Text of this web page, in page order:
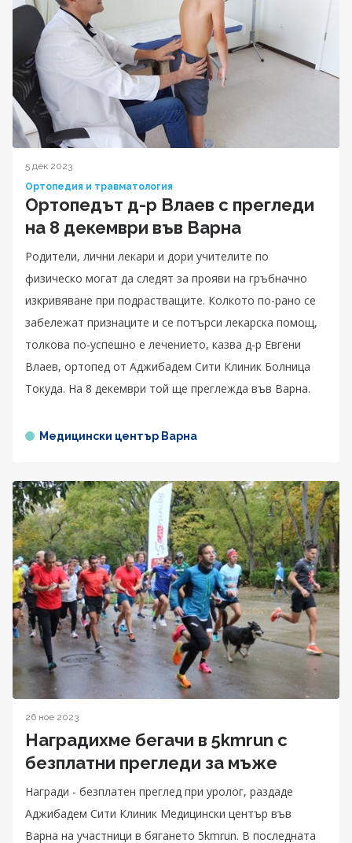
5 дек 2023
Ортопедия и травматология
Ортопедът д-р Влаев с прегледи
на 8 декември във Варна
Родители, лични лекари и дори учителите по
физическо могат да следят за прояви на гръбначно
изкривяване при подрастващите. Колкото по-рано се
забележат признаците и се потърси лекарска помощ,
толкова по-успешно е лечението, казва д-р Евгени
Влаев, ортопед от Аджибадем Сити Клиник Болница
Токуда. На 8 декември той ще преглежда във Варна.
Медицински център Варна
26 ное 2023
Наградихме бегачи в 5kmrun с
безплатни прегледи за мъже
Награди - безплатен преглед при уролог, раздаде
Аджибадем Сити Клиник Медицински център във
Варна на участници в бягането 5kmrun. В последната